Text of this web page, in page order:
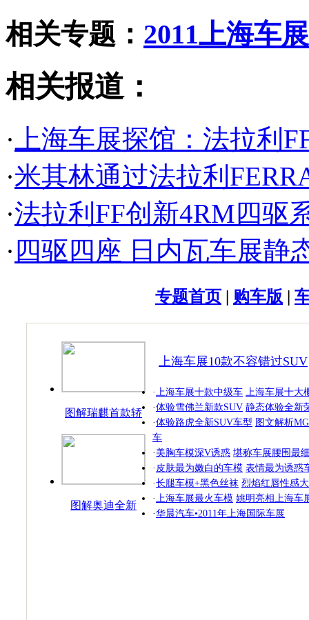
相关专题： 2011上海车展
相关报道：
· 上海车展探馆：法拉利
·米其林通过法拉利
·法拉利FF创新4RM四驱
· 四驱四座 日内瓦车展静
专题首页 | 购车版 |
图解瑞麒首款轿
跑
图解奥迪全新
上海车展10款不容错过SUV
·上海车展十款中级车 上海车展十大
·体验雪佛兰新款SUV 静态体验全新
·体验路虎全新SUV车型 图文解析
车
· 美胸车模深V诱惑 堪称车展腰围最
· 皮肤最为嫩白的车模 表情最为诱惑
·长腿车模+黑色丝袜 烈焰红唇性感
·上海车展最火车模 姚明亮相上海车
·华晨汽车•2011年上海国际车展